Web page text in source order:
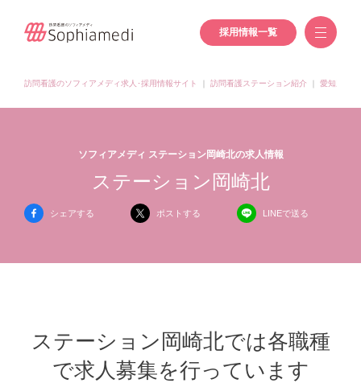
採用情報一覧
訪問看護のソフィアメディ求人･採用情報サイト 訪問看護ステーション紹介 愛知県の
ソフィアメディ ステーション岡崎北の求人情報
ステーション岡崎北
シェアする ポストする LINEで送る
ステーション岡崎北では各職種
で求人募集を行っています